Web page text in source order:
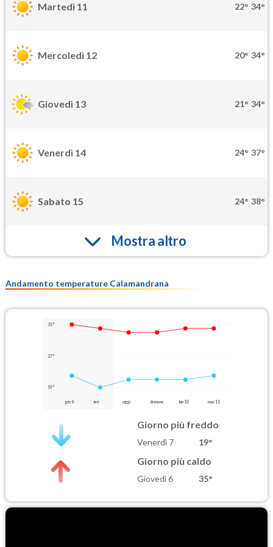
Martedì 11 22° 34°
Mercoledì 12 20° 34°
Giovedì 13 21° 34°
Venerdì 14 24° 37°
Sabato 15 24° 38°
Mostra altro
Andamento temperature Calamandrana
35°
27°
19°
gio 6 ieri oggi domani lun 10 mar 11
Giorno più freddo
Venerdì 7 19°
Giorno più caldo
Giovedì 6 35°